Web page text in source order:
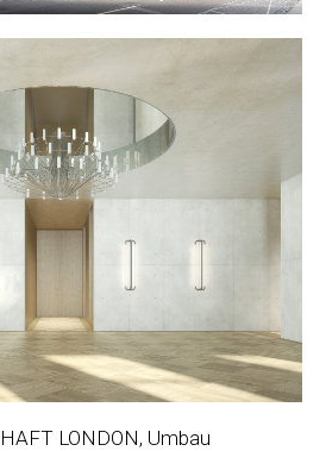
LONDON, Umbau